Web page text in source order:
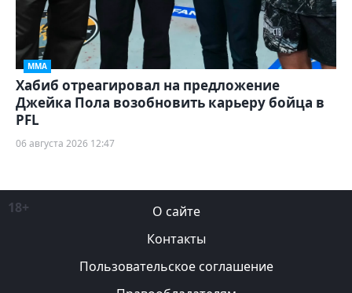
ММА
Хабиб отреагировал на предложение
Джейка Пола возобновить карьеру бойца в
PFL
06 августа 2026 12:47
18+
О сайте
Контакты
Пользовательское соглашение